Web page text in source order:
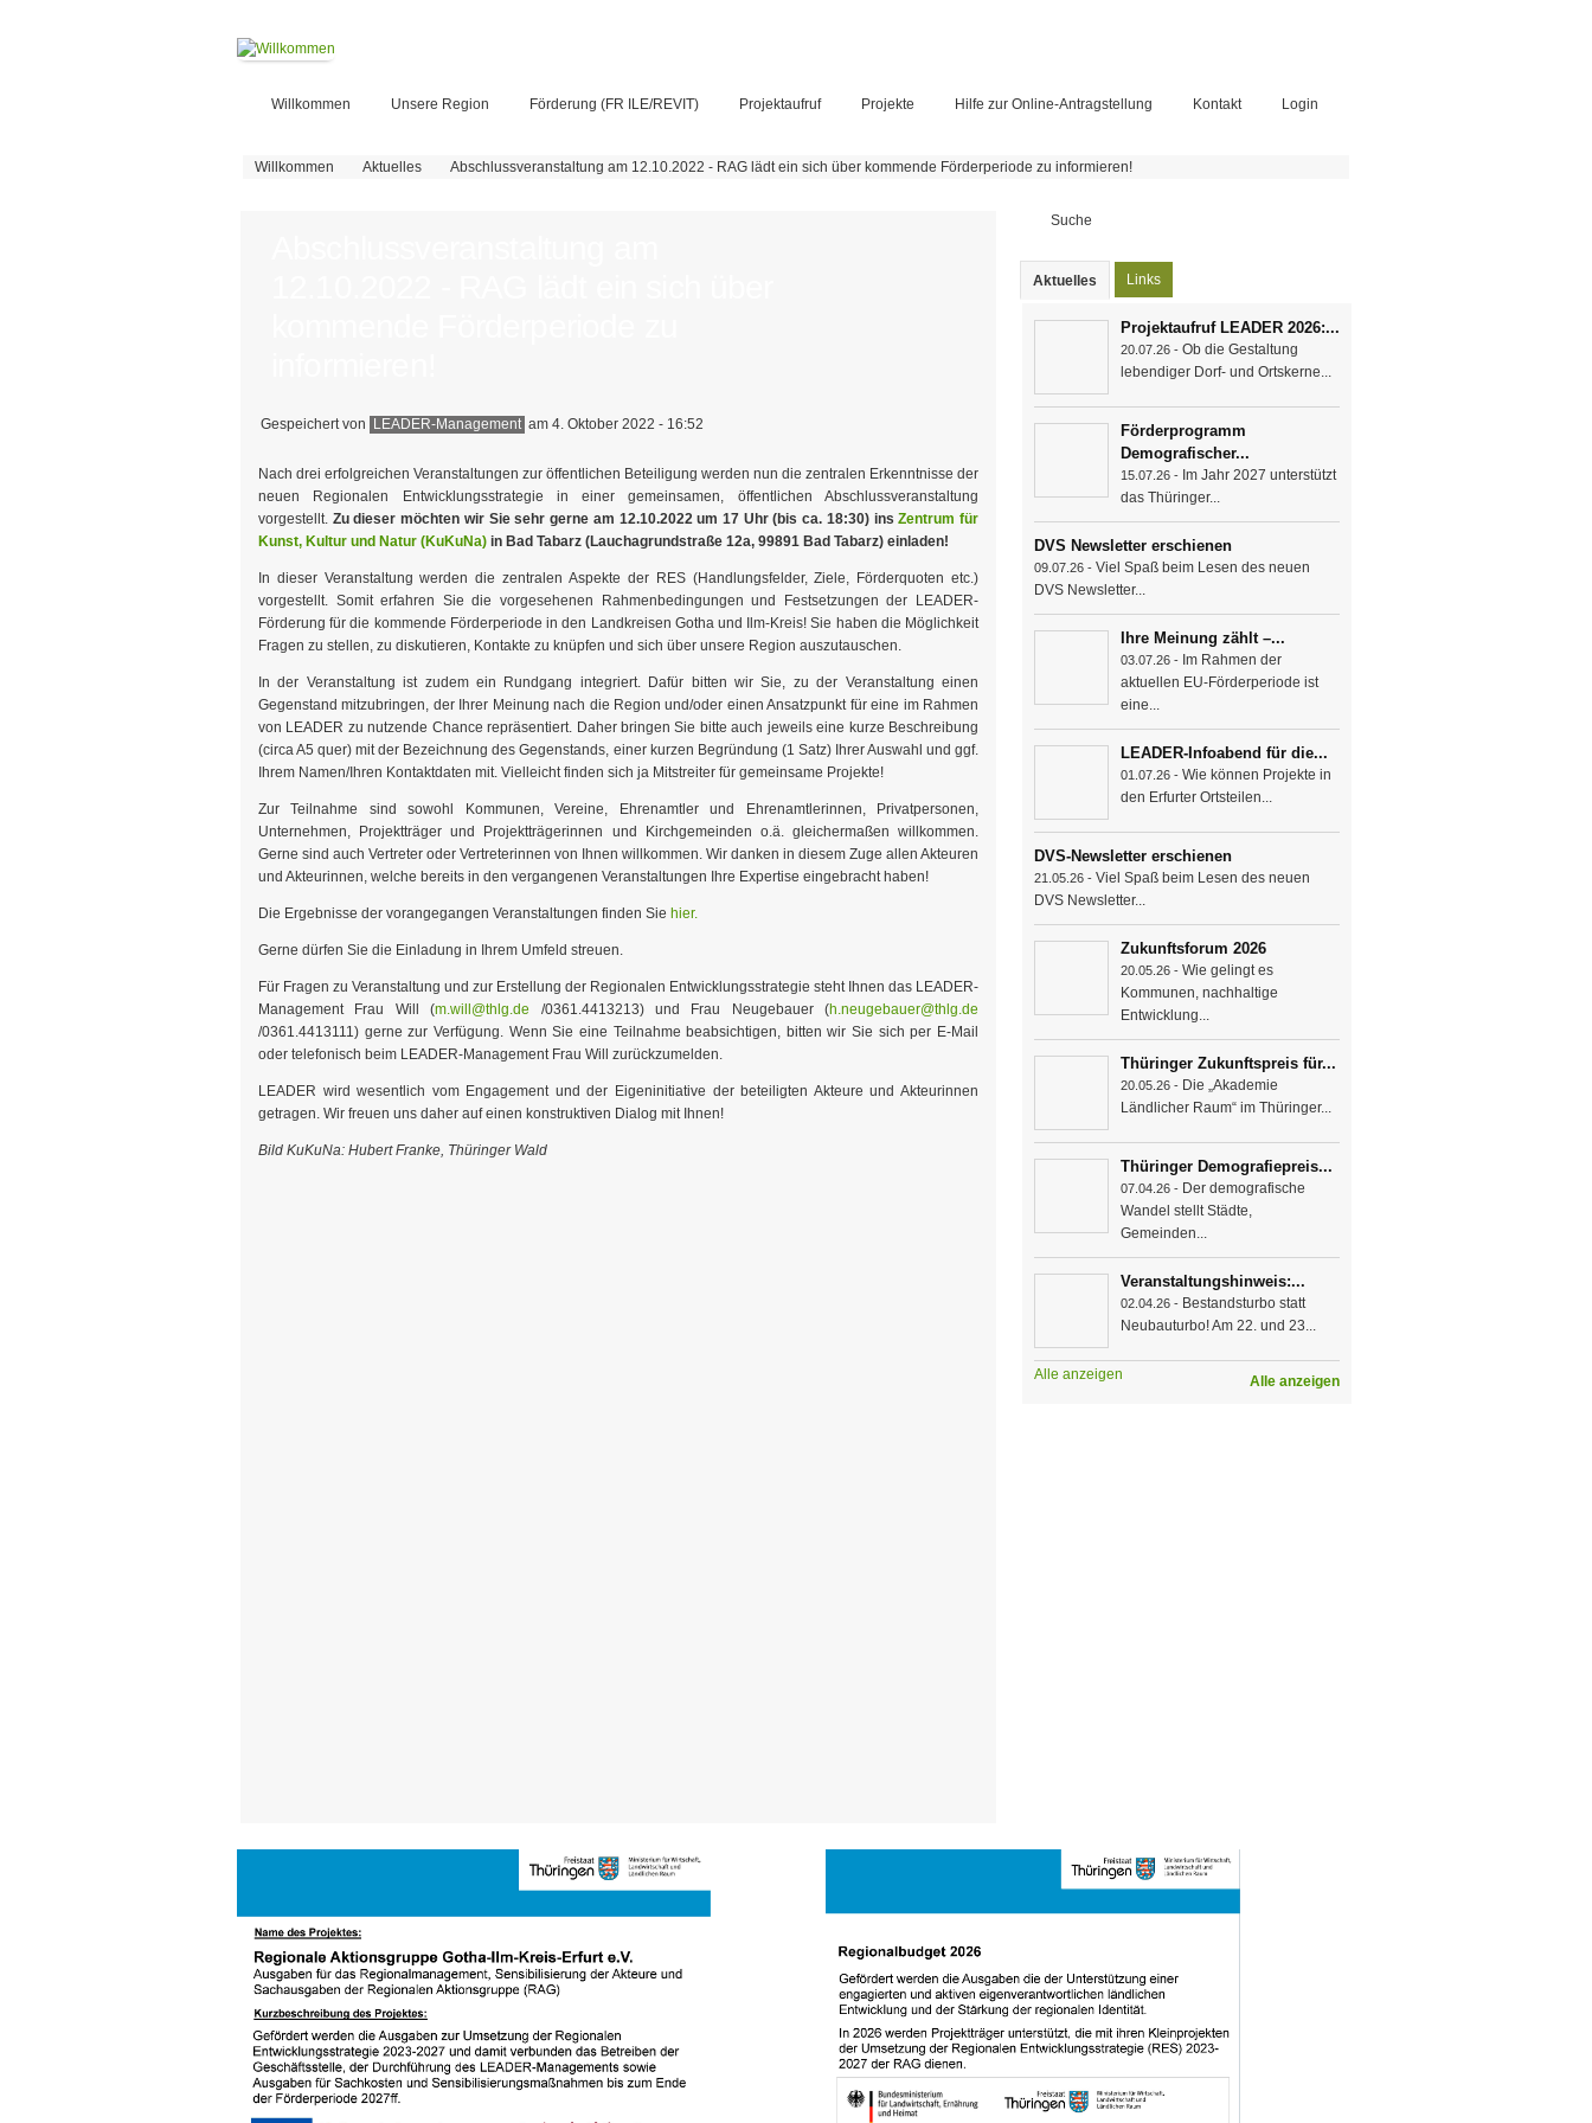
Willkommen Unsere Region Förderung (FR ILE/REVIT) Projektaufruf Projekte Hilfe zur Online-Antragstellung Kontakt Login
Sie sind hier
Willkommen Aktuelles Abschlussveranstaltung am 12.10.2022 - RAG lädt ein sich über kommende Förderperiode zu informieren!
Suchformular
Aktuelles (aktiver Reiter)
Links
Projektaufruf LEADER 2026:...
20.07.26 - Ob die Gestaltung
lebendiger Dorf- und Ortskerne...
Förderprogramm
Demografischer...
15.07.26 - Im Jahr 2027 unterstützt
das Thüringer...
DVS Newsletter erschienen
09.07.26 - Viel Spaß beim Lesen des neuen
DVS Newsletter...
Ihre Meinung zählt –...
03.07.26 - Im Rahmen der
aktuellen EU-Förderperiode ist
eine...
LEADER-Infoabend für die...
01.07.26 - Wie können Projekte in
den Erfurter Ortsteilen...
DVS-Newsletter erschienen
21.05.26 - Viel Spaß beim Lesen des neuen
DVS Newsletter...
Zukunftsforum 2026
20.05.26 - Wie gelingt es
Kommunen, nachhaltige
Entwicklung...
Thüringer Zukunftspreis für...
20.05.26 - Die „Akademie
Ländlicher Raum“ im Thüringer...
Thüringer Demografiepreis...
07.04.26 - Der demografische
Wandel stellt Städte,
Gemeinden...
Veranstaltungshinweis:...
02.04.26 - Bestandsturbo statt
Neubauturbo! Am 22. und 23...
Alle anzeigen
Alle anzeigen
Gespeichert von LEADER-Management am 4. Oktober 2022 - 16:52
Nach drei erfolgreichen Veranstaltungen zur öffentlichen Beteiligung werden nun die zentralen Erkenntnisse der
neuen Regionalen Entwicklungsstrategie in einer gemeinsamen, öffentlichen Abschlussveranstaltung
vorgestellt. Zu dieser möchten wir Sie sehr gerne am 12.10.2022 um 17 Uhr (bis ca. 18:30) insZentrum für
Kunst, Kultur und Natur (KuKuNa) in Bad Tabarz (Lauchagrundstraße 12a, 99891 Bad Tabarz) einladen!
In dieser Veranstaltung werden die zentralen Aspekte der RES (Handlungsfelder, Ziele, Förderquoten etc.)
vorgestellt. Somit erfahren Sie die vorgesehenen Rahmenbedingungen und Festsetzungen der LEADER-
Förderung für die kommende Förderperiode in den Landkreisen Gotha und Ilm-Kreis! Sie haben die Möglichkeit
Fragen zu stellen, zu diskutieren, Kontakte zu knüpfen und sich über unsere Region auszutauschen.
In der Veranstaltung ist zudem ein Rundgang integriert. Dafür bitten wir Sie, zu der Veranstaltung einen
Gegenstand mitzubringen, der Ihrer Meinung nach die Region und/oder einen Ansatzpunkt für eine im Rahmen
von LEADER zu nutzende Chance repräsentiert. Daher bringen Sie bitte auch jeweils eine kurze Beschreibung
(circa A5 quer) mit der Bezeichnung des Gegenstands, einer kurzen Begründung (1 Satz) Ihrer Auswahl und ggf.
Ihrem Namen/Ihren Kontaktdaten mit. Vielleicht finden sich ja Mitstreiter für gemeinsame Projekte!
Zur Teilnahme sind sowohl Kommunen, Vereine, Ehrenamtler und Ehrenamtlerinnen, Privatpersonen,
Unternehmen, Projektträger und Projektträgerinnen und Kirchgemeinden o.ä. gleichermaßen willkommen.
Gerne sind auch Vertreter oder Vertreterinnen von Ihnen willkommen. Wir danken in diesem Zuge allen Akteuren
und Akteurinnen, welche bereits in den vergangenen Veranstaltungen Ihre Expertise eingebracht haben!
Die Ergebnisse der vorangegangen Veranstaltungen finden Sie hier.
Gerne dürfen Sie die Einladung in Ihrem Umfeld streuen.
Für Fragen zu Veranstaltung und zur Erstellung der Regionalen Entwicklungsstrategie steht Ihnen das LEADER-
Management Frau Will (m.will@thlg.de /0361.4413213) und Frau Neugebauer (h.neugebauer@thlg.de
/0361.4413111) gerne zur Verfügung. Wenn Sie eine Teilnahme beabsichtigen, bitten wir Sie sich per E-Mail
oder telefonisch beim LEADER-Management Frau Will zurückzumelden.
LEADER wird wesentlich vom Engagement und der Eigeninitiative der beteiligten Akteure und Akteurinnen
getragen. Wir freuen uns daher auf einen konstruktiven Dialog mit Ihnen!
Bild KuKuNa: Hubert Franke, Thüringer Wald